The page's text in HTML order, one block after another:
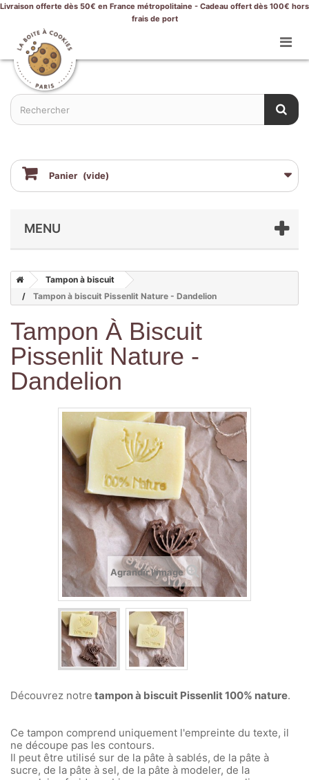
Livraison offerte dès 50€ en France métropolitaine - Cadeau offert dès 100€ hors
frais de port
Panier (vide)
MENU
Tampon à biscuit
Tampon à biscuit Pissenlit Nature - Dandelion
Tampon À Biscuit
Pissenlit Nature -
Dandelion
Agrandir l'image
Découvrez notre tampon à biscuit Pissenlit 100% nature.
Ce tampon comprend uniquement l'empreinte du texte, il
ne découpe pas les contours.
Il peut être utilisé sur de la pâte à sablés, de la pâte à
sucre, de la pâte à sel, de la pâte à modeler, de la